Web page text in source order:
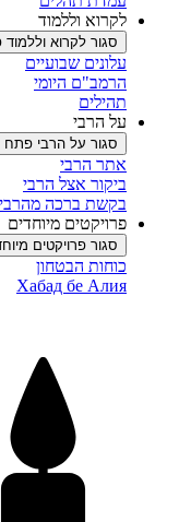
לקרוא וללמוד
סגור לקרוא וללמוד
עלונים שבועיים
הרמב"ם היומי
תהילים
על הרבי
סגור על הרבי פתח
אתר הרבי
ביקור אצל הרבי
בקשת ברכה מהרבי
פרויקטים מיוחדים
סגור פרויקטים
כוחות הבטחון
Хабад бе Алия